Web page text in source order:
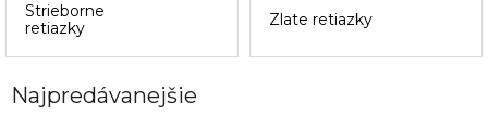
Strieborne
retiazky
Zlate retiazky
Najpredávanejšie